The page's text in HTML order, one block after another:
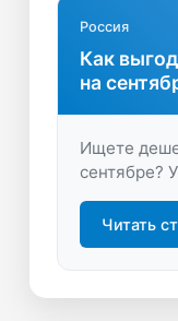
Россия
Как
на
Ищете
сентябре?
маршруты и
Читать